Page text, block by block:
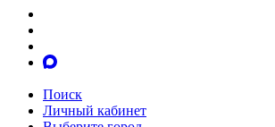
Поиск
Личный кабинет